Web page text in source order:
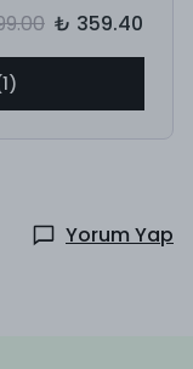
₺ 359.40
Yorum Yap